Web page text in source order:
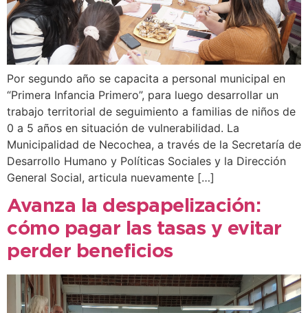
Por segundo año se capacita a personal municipal en
“Primera Infancia Primero”, para luego desarrollar un
trabajo territorial de seguimiento a familias de niños de
0 a 5 años en situación de vulnerabilidad. La
Municipalidad de Necochea, a través de la Secretaría de
Desarrollo Humano y Políticas Sociales y la Dirección
General Social, articula nuevamente […]
Avanza la despapelización:
cómo pagar las tasas y evitar
perder beneficios